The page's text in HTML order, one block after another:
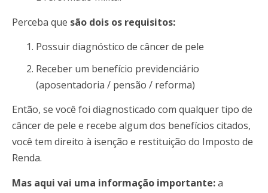
Perceba que são dois os requisitos:
Possuir diagnóstico de câncer de pele
Receber um benefício previdenciário
(aposentadoria / pensão / reforma)
Então, se você foi diagnosticado com qualquer tipo de
câncer de pele e recebe algum dos benefícios citados,
você tem direito à isenção e restituição do Imposto de
Renda.
Mas aqui vai uma informação importante:a